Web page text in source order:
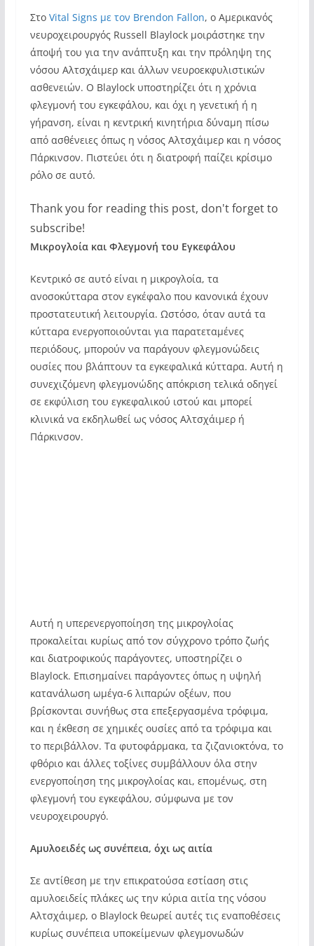
Στο Vital Signs με τον Brendon Fallon, ο Αμερικανός
νευροχειρουργός Russell Blaylock μοιράστηκε την
άποψή του για την ανάπτυξη και την πρόληψη της
νόσου Αλτσχάιμερ και άλλων νευροεκφυλιστικών
ασθενειών. Ο Blaylock υποστηρίζει ότι η χρόνια
φλεγμονή του εγκεφάλου, και όχι η γενετική ή η
γήρανση, είναι η κεντρική κινητήρια δύναμη πίσω
από ασθένειες όπως η νόσος Αλτσχάιμερ και η νόσος
Πάρκινσον. Πιστεύει ότι η διατροφή παίζει κρίσιμο
ρόλο σε αυτό.
Thank you for reading this post, don't forget to
subscribe!
Μικρογλοία και Φλεγμονή του Εγκεφάλου
Κεντρικό σε αυτό είναι η μικρογλοία, τα
ανοσοκύτταρα στον εγκέφαλο που κανονικά έχουν
προστατευτική λειτουργία. Ωστόσο, όταν αυτά τα
κύτταρα ενεργοποιούνται για παρατεταμένες
περιόδους, μπορούν να παράγουν φλεγμονώδεις
ουσίες που βλάπτουν τα εγκεφαλικά κύτταρα. Αυτή η
συνεχιζόμενη φλεγμονώδης απόκριση τελικά οδηγεί
σε εκφύλιση του εγκεφαλικού ιστού και μπορεί
κλινικά να εκδηλωθεί ως νόσος Αλτσχάιμερ ή
Πάρκινσον.
Αυτή η υπερενεργοποίηση της μικρογλοίας
προκαλείται κυρίως από τον σύγχρονο τρόπο ζωής
και διατροφικούς παράγοντες, υποστηρίζει ο
Blaylock. Επισημαίνει παράγοντες όπως η υψηλή
κατανάλωση ωμέγα-6 λιπαρών οξέων, που
βρίσκονται συνήθως στα επεξεργασμένα τρόφιμα,
και η έκθεση σε χημικές ουσίες από τα τρόφιμα και
το περιβάλλον. Τα φυτοφάρμακα, τα ζιζανιοκτόνα, το
φθόριο και άλλες τοξίνες συμβάλλουν όλα στην
ενεργοποίηση της μικρογλοίας και, επομένως, στη
φλεγμονή του εγκεφάλου, σύμφωνα με τον
νευροχειρουργό.
Αμυλοειδές ως συνέπεια, όχι ως αιτία
Σε αντίθεση με την επικρατούσα εστίαση στις
αμυλοειδείς πλάκες ως την κύρια αιτία της νόσου
Αλτσχάιμερ, ο Blaylock θεωρεί αυτές τις εναποθέσεις
κυρίως συνέπεια υποκείμενων φλεγμονωδών